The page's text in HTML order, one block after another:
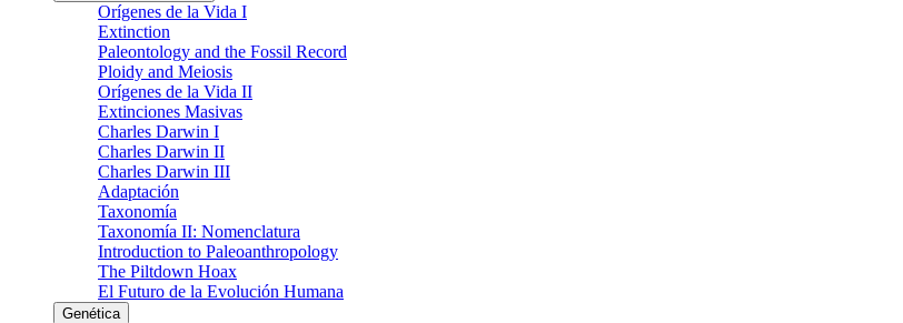
Orígenes de la Vida I
Extinction
Paleontology and the Fossil Record
Ploidy and Meiosis
Orígenes de la Vida II
Extinciones Masivas
Charles Darwin I
Charles Darwin II
Charles Darwin III
Adaptación
Taxonomía
Taxonomía II: Nomenclatura
Introduction to Paleoanthropology
The Piltdown Hoax
El Futuro de la Evolución Humana
Genética